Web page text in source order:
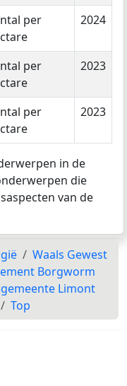
per
2024
per
2023
per
2023
in de
die
van de
Waals Gewest
Borgworm
Limont
Top